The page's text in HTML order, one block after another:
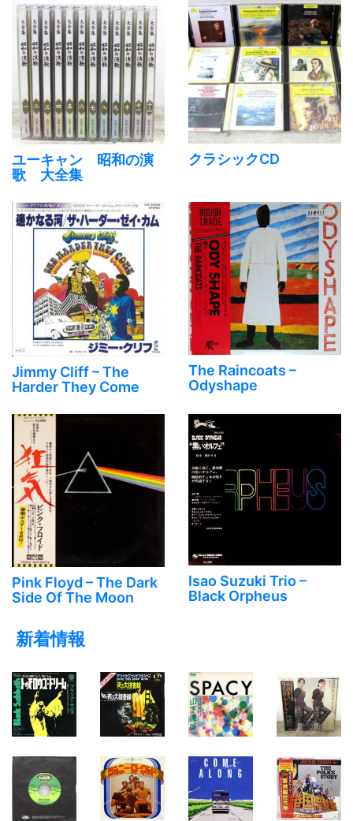
ユーキャン 昭和の演
歌 大全集
クラシックCD
Jimmy Cliff – The
Harder They Come
The Raincoats ‎–
Odyshape
Pink Floyd ‎– The Dark
Side Of The Moon
Isao Suzuki Trio ‎–
Black Orpheus
新着情報